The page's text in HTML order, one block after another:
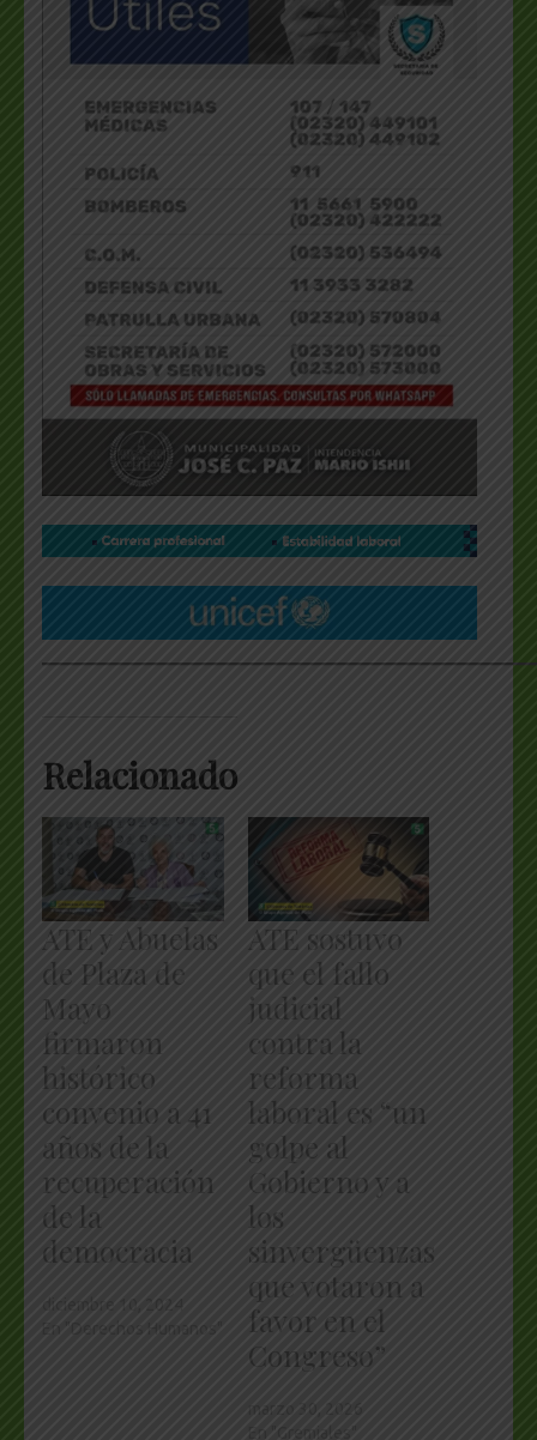
Relacionado
ATE y Abuelas
de Plaza de
Mayo
firmaron
histórico
convenio a 41
años de la
recuperación
de la
democracia
ATE sostuvo
que el fallo
judicial
contra la
reforma
laboral es “un
golpe al
Gobierno y a
los
sinvergüenzas
que votaron a
favor en el
Congreso”